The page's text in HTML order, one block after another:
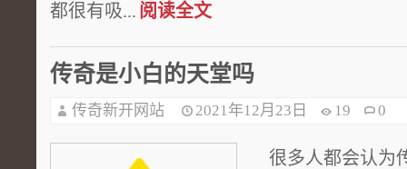
都很有吸... 阅读全文
传奇是小白的天堂吗
传奇新开网站 2021年12月23日 19 0
很多人都会认为